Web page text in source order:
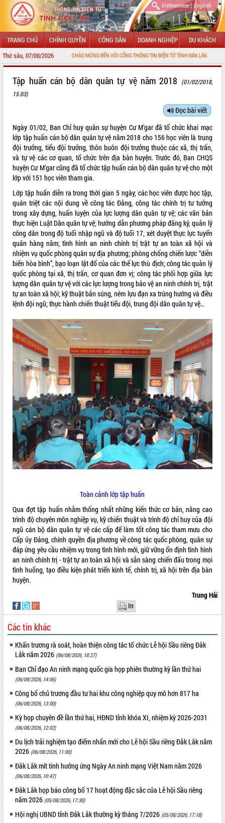
Vietnamese| English
TRANG CHỦ CHÍNH QUYỀN CÔNG DÂN DOANH NGHIỆP DU KHÁCH
Thứ sáu, 07/08/2026CHÀO MỪNG ĐẾN VỚI CỔNG THÔNG TIN ĐIỆN TỬ TỈNH ĐẮK LẮK
LÃNH ĐẠO UBND TỈNH
SỞ, BAN, NGÀNH
UBND CÁC XÃ, PHƯỜNG
THÔNG TIN CHỈ ĐẠO ĐIỀU HÀNH
HỆ THỐNG VĂN BẢN
VĂN BẢN HĐND TỈNH
ĐIỂM TIN VĂN BẢN
QUY HOẠCH - KẾ HOẠCH
VIDEO
ALBUM ẢNH
LIÊN KẾT WEB
THỐNG KÊ TRUY CẬP
Hôm nay:
19076
Tất cả:
66031816
Tập huấn cán bộ dân quân tự vệ năm 2018
(01/02/2018,
15:03)
Đọc bài viết
Ngày 01/02, Ban Chỉ huy quân sự huyện Cư M’gar đã tổ chức khai mạc
lớp tập huấn cán bộ dân quân tự vệ năm 2018 cho 156 học viên là trung
đội trưởng, tiểu đội trưởng, thôn buôn đội trưởng thuộc các xã, thị trấn,
và tự vệ các cơ quan, tổ chức trên địa bàn huyện. Trước đó, Ban CHQS
huyện Cư M’gar cũng đã tổ chức tập huấn cán bộ dân quân tự vệ cho một
lớp với 151 học viên tham gia.
Lớp tập huấn diễn ra trong thời gian 5 ngày, các học viên được học tập,
quán triệt các nội dung về công tác Đảng, công tác chính trị tư tưởng
trong xây dựng, huấn luyện của lực lượng dân quân tự vệ; các văn bản
thực hiện Luật Dân quân tự vệ; hướng dẫn phương pháp đăng ký, quản lý
công dân trong độ tuổi nhập ngũ và độ tuổi 17, xét duyệt thực lực tuyển
quân hàng năm; tình hình an ninh chính trị trật tự an toàn xã hội và
nhiệm vụ quốc phòng quân sự địa phương; phòng chống chiến lược “diễn
biến hòa bình”, bạo loạn lật đổ của các thế lực thù địch; công tác quản lý
quốc phòng tại xã, thị trấn, cơ quan đơn vị; công tác phối hợp giữa lực
lượng dân quân tự vệ với các lực lượng trong bảo vệ an ninh chính trị, trật
tự an toàn xã hội; kỹ thuật bắn súng, ném lựu đạn xa trúng hướng và điều
lệnh đội ngũ; thực hành chiến thuật tiểu đội, trung đội dân quân tự vệ…
Toàn cảnh lớp tập huấn
Qua đợt tập huấn nhằm thống nhất những kiến thức cơ bản, nâng cao
trình độ chuyên môn nghiệp vụ, kỹ chiến thuật và trình độ chỉ huy của đội
ngũ cán bộ dân quân tự vệ các cấp để làm tốt công tác tham mưu cho
Cấp ủy Đảng, chính quyền địa phương về công tác quốc phòng, quân sự
đáp ứng yêu cầu nhiệm vụ trong tình hình mới, giữ vững ổn định tình hình
an ninh chính trị - trật tự an toàn xã hội và sẵn sàng chiến đấu trong mọi
tình huống, tạo điều kiện phát triển kinh tế, chính trị, xã hội trên địa bàn
huyện.
Trung Hải
In
Các tin khác
Khẩn trương rà soát, hoàn thiện công tác tổ chức Lễ hội Sầu riêng Đắk
Lắk năm 2026 (06/08/2026, 18:27)
Ban Chỉ đạo An ninh mạng quốc gia họp phiên thường kỳ lần thứ hai
(06/08/2026, 14:06)
Công bố chủ trương đầu tư hai khu công nghiệp quy mô hơn 817 ha
(06/08/2026, 13:00)
Kỳ họp chuyên đề lần thứ hai, HĐND tỉnh khóa XI, nhiệm kỳ 2026-2031
(06/08/2026, 12:02)
Du lịch trải nghiệm tạo điểm nhấn mới cho Lễ hội Sầu riêng Đắk Lắk năm
2026 (06/08/2026, 11:00)
Đắk Lắk mít tinh hưởng ứng Ngày An ninh mạng Việt Nam năm 2026
(06/08/2026, 10:47)
Đắk Lắk họp báo công bố 17 hoạt động đặc sắc của Lễ hội Sầu riêng
năm 2026 (05/08/2026, 17:30)
Hội nghị UBND tỉnh Đắk Lắk thường kỳ tháng 7/2026 (05/08/2026, 17:18)